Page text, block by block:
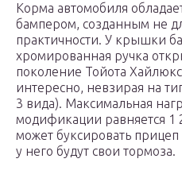
Корма автомобиля
бампером, созданным не
практичности. У крышки
хромированная ручка
поколение Тойота
интересно, невзирая на
3 вида). Максимальная
модификации равняется 1
может буксировать
у него будут свои тормоза.